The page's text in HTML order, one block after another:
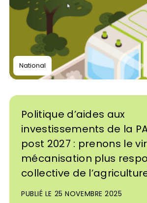
National
Politique d’aides aux
investissements de la
post 2027 : prenons le
mécanisation plus
collective de
PUBLIÉ LE 25 NOVEMBRE 2025